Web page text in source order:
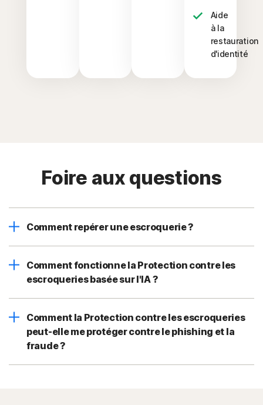
Aide
à la
restauration
d'identité
Foire aux questions
Comment repérer une escroquerie ?
Comment fonctionne la Protection contre les
escroqueries basée sur l'IA ?
Comment la Protection contre les escroqueries
peut-elle me protéger contre le phishing et la
fraude ?